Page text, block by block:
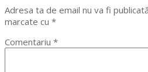
Adresa ta de email nu va fi
marcate cu *
Comentariu *